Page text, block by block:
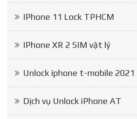
IPhone 11 Lock TPHCM
IPhone XR 2 SIM vật lý
Unlock iphone t-mobile 2021
Dịch vụ Unlock iPhone AT